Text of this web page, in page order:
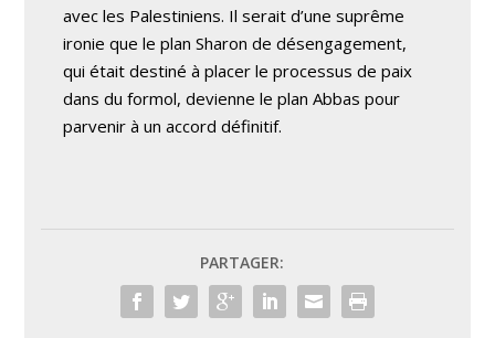
avec les Palestiniens. Il serait d’une suprême
ironie que le plan Sharon de désengagement,
qui était destiné à placer le processus de paix
dans du formol, devienne le plan Abbas pour
parvenir à un accord définitif.
PARTAGER: